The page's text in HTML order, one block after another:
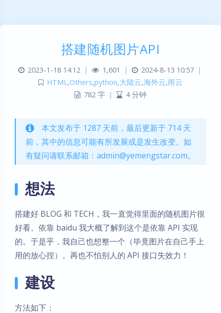
搭建随机图片API
2023-1-18 14:12 | 1,601 | 2024-8-13 10:57
|
HTML,Others,python,大陆云,海外云,雨云
782 字 | 4 分钟
本文发布于 1287 天前，最后更新于 714 天
前，其中的信息可能有所发展或是发生改变。如
有疑问请联系邮箱：admin@yemengstar.com。
想法
搭建好 BLOG 和 TECH，我一直觉得里面的随机图片很
好看。依靠 baidu 我大概了解到这个是依靠 API 实现
的。于是乎，我自己也想整一个（毕竟图片在自己手上
用的放心捏）。再也不怕别人的 API 接口失效力！
建设
方法如下：